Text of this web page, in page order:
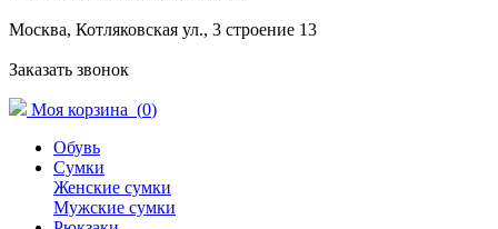
Москва, Котляковская ул., 3 строение 13
Заказать звонок
Моя корзина (0)
Обувь
Сумки
Женские сумки
Мужские сумки